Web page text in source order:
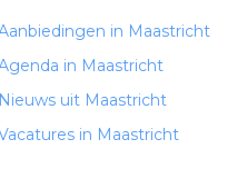
in Maastricht
in Maastricht
Nieuws uit Maastricht
in Maastricht